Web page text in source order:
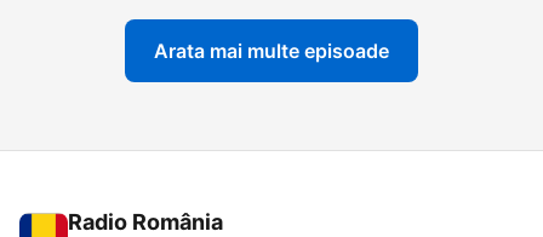
Arata mai multe episoade
Radio România